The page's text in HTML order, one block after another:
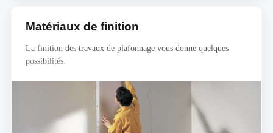
Matériaux de finition
La finition des travaux de plafonnage vous donne quelques
possibilités.